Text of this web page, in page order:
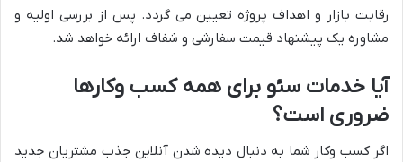
رقابت بازار و اهداف پروژه تعیین می گردد. پس از بررسی اولیه و
مشاوره یک پیشنهاد قیمت سفارشی و شفاف ارائه خواهد شد.
آیا خدمات سئو برای همه کسب وکارها
ضروری است؟
اگر کسب وکار شما به دنبال دیده شدن آنلاین جذب مشتریان جدید